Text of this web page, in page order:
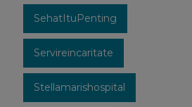
SehatItuPenting
Servireincaritate
Stellamarishospital